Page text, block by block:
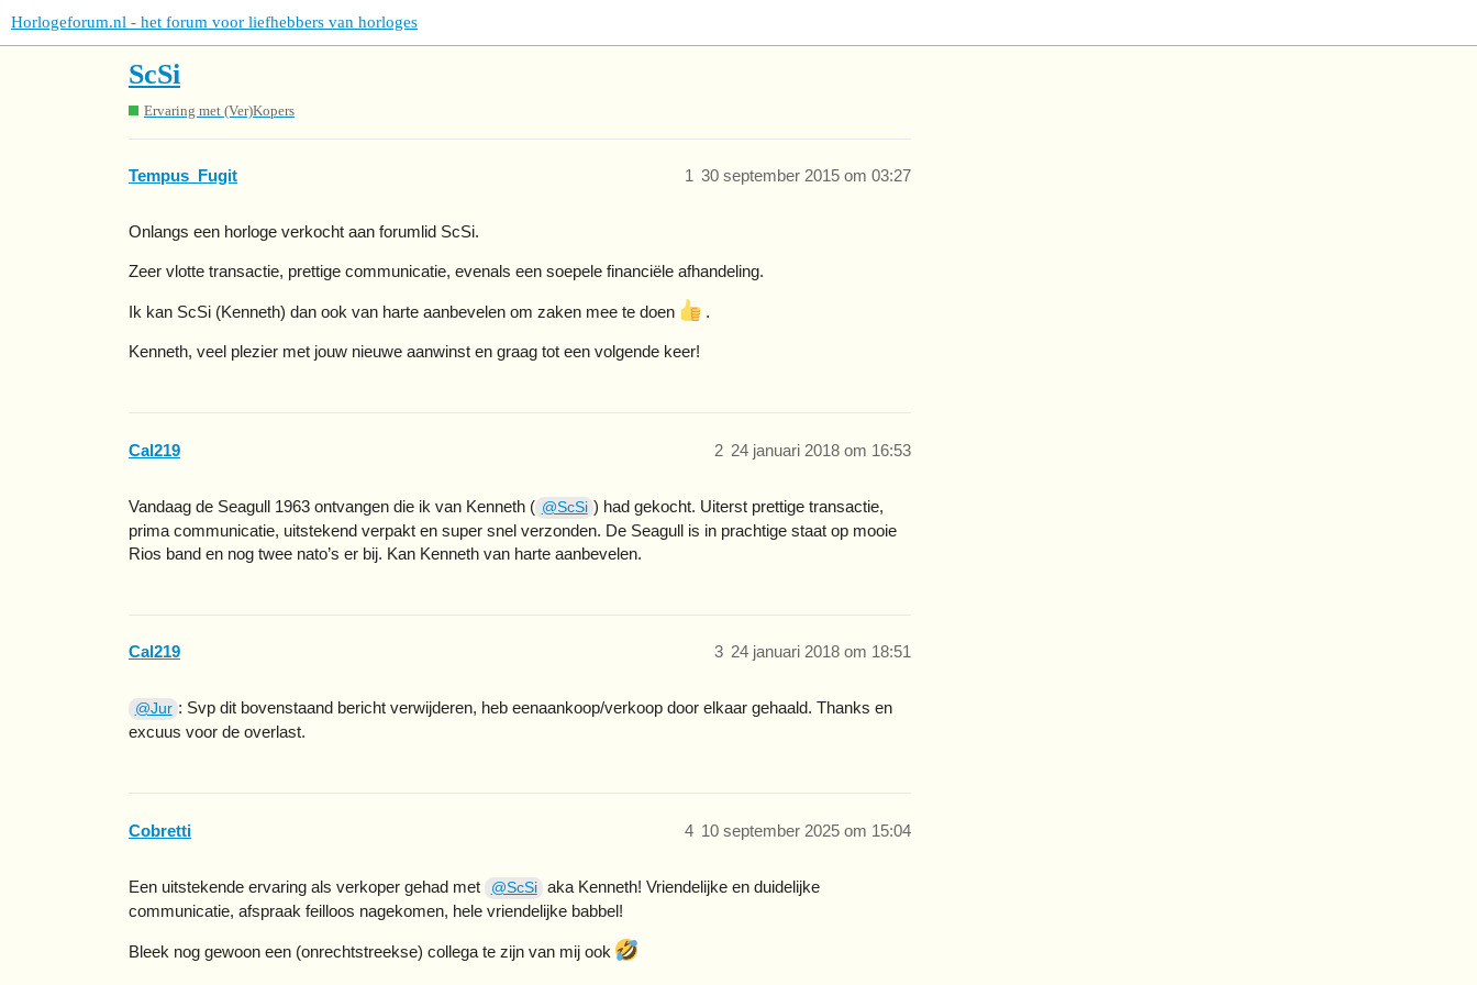
Horlogeforum.nl - het forum voor liefhebbers van horloges
ScSi
Ervaring met (Ver)Kopers
Tempus_Fugit 30 september 2015 om 03:27
1
Onlangs een horloge verkocht aan forumlid ScSi.
Zeer vlotte transactie, prettige communicatie, evenals een soepele financiële afhandeling.
Ik kan ScSi (Kenneth) dan ook van harte aanbevelen om zaken mee te doen .
Kenneth, veel plezier met jouw nieuwe aanwinst en graag tot een volgende keer!
Cal219 24 januari 2018 om 16:53
2
Vandaag de Seagull 1963 ontvangen die ik van Kenneth ( @ScSi ) had gekocht. Uiterst prettige transactie,
prima communicatie, uitstekend verpakt en super snel verzonden. De Seagull is in prachtige staat op mooie
Rios band en nog twee nato’s er bij. Kan Kenneth van harte aanbevelen.
Cal219 24 januari 2018 om 18:51
3
@Jur : Svp dit bovenstaand bericht verwijderen, heb eenaankoop/verkoop door elkaar gehaald. Thanks en
excuus voor de overlast.
Cobretti 10 september 2025 om 15:04
4
Een uitstekende ervaring als verkoper gehad met @ScSi aka Kenneth! Vriendelijke en duidelijke
communicatie, afspraak feilloos nagekomen, hele vriendelijke babbel!
Bleek nog gewoon een (onrechtstreekse) collega te zijn van mij ook